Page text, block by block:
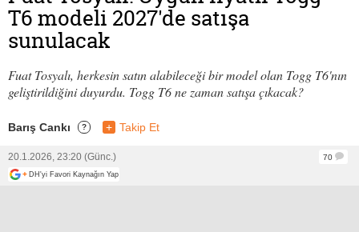
T6 modeli 2027'de satışa
sunulacak
Fuat Tosyalı, herkesin satın alabileceği bir model olan Togg T6'nın
geliştirildiğini duyurdu. Togg T6 ne zaman satışa çıkacak?
Barış Cankı ? + Takip Et
20.1.2026, 23:20 (Günc.)
70
+ DH'yi Favori Kaynağın Yap